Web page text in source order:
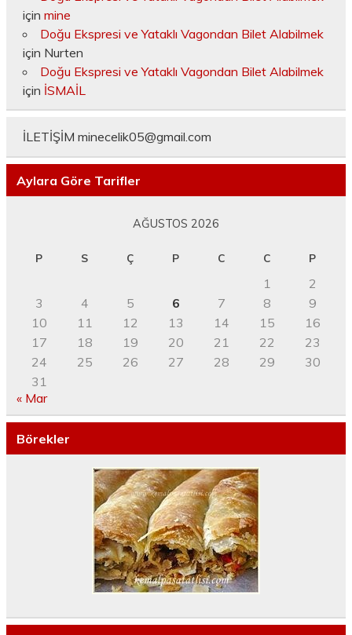
için mine
Doğu Ekspresi ve Yataklı Vagondan Bilet Alabilmek
için Nurten
Doğu Ekspresi ve Yataklı Vagondan Bilet Alabilmek
için İSMAİL
İLETİŞİM minecelik05@gmail.com
Aylara Göre Tarifler
AĞUSTOS 2026
P S Ç P C C P
1
2
3
4 5 6 7 8
9
10
11 12 13 14 15
16
17
18 19 20 21 22
23
24
25 26 27 28 29
30
31
« Mar
Börekler